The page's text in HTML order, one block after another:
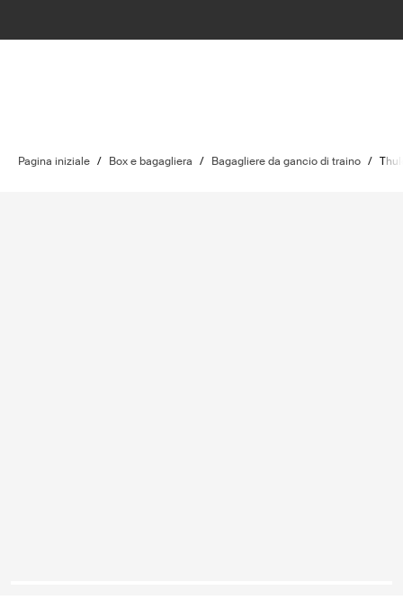
Pagina iniziale / Box e bagagliera / Bagagliere da gancio di traino /